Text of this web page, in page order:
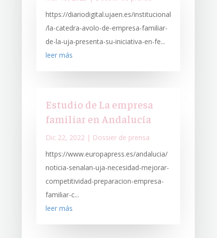
https://diariodigital.ujaen.es/institucional
/la-catedra-avolo-de-empresa-familiar-
de-la-uja-presenta-su-iniciativa-en-fe...
leer más
Estudio de La empresa
familiar en Andalucía
Dic 22, 2022| Dossier de prensa
https://www.europapress.es/andalucia/
noticia-senalan-uja-necesidad-mejorar-
competitividad-preparacion-empresa-
familiar-c...
leer más